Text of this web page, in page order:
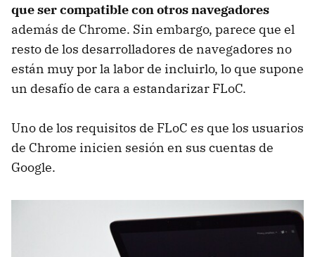
que ser compatible con otros navegadores
además de Chrome. Sin embargo, parece que el
resto de los desarrolladores de navegadores no
están muy por la labor de incluirlo, lo que supone
un desafío de cara a estandarizar FLoC.
Uno de los requisitos de FLoC es que los usuarios
de Chrome inicien sesión en sus cuentas de
Google.